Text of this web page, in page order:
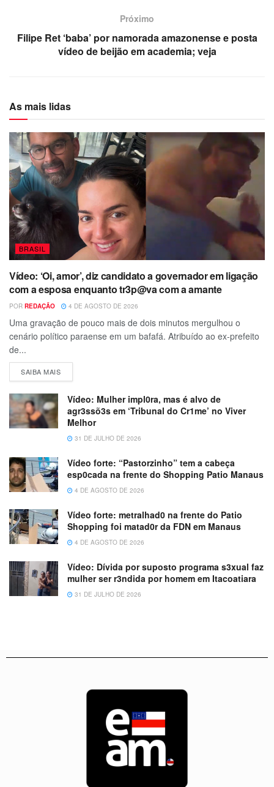
Próximo
Filipe Ret ‘baba’ por namorada amazonense e posta
vídeo de beijão em academia; veja
As mais lidas
BRASIL
Vídeo: ‘Oi, amor’, diz candidato a governador em ligação
com a esposa enquanto tr3p@va com a amante
POR REDAÇÃO 4 DE AGOSTO DE 2026
Uma gravação de pouco mais de dois minutos mergulhou o
cenário político paraense em um bafafá. Atribuído ao ex-prefeito
de...
SAIBA MAIS
Vídeo: Mulher impl0ra, mas é alvo de
agr3ssõ3s em ‘Tribunal do Cr1me’ no Viver
Melhor
31 DE JULHO DE 2026
Vídeo forte: “Pastorzinho” tem a cabeça
esp0cada na frente do Shopping Patio Manaus
4 DE AGOSTO DE 2026
Vídeo forte: metralhad0 na frente do Patio
Shopping foi matad0r da FDN em Manaus
4 DE AGOSTO DE 2026
Vídeo: Dívida por suposto programa s3xual faz
mulher ser r3ndida por homem em Itacoatiara
31 DE JULHO DE 2026